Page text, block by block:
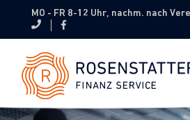
MO - FR 8-12 Uhr, nachm. nach